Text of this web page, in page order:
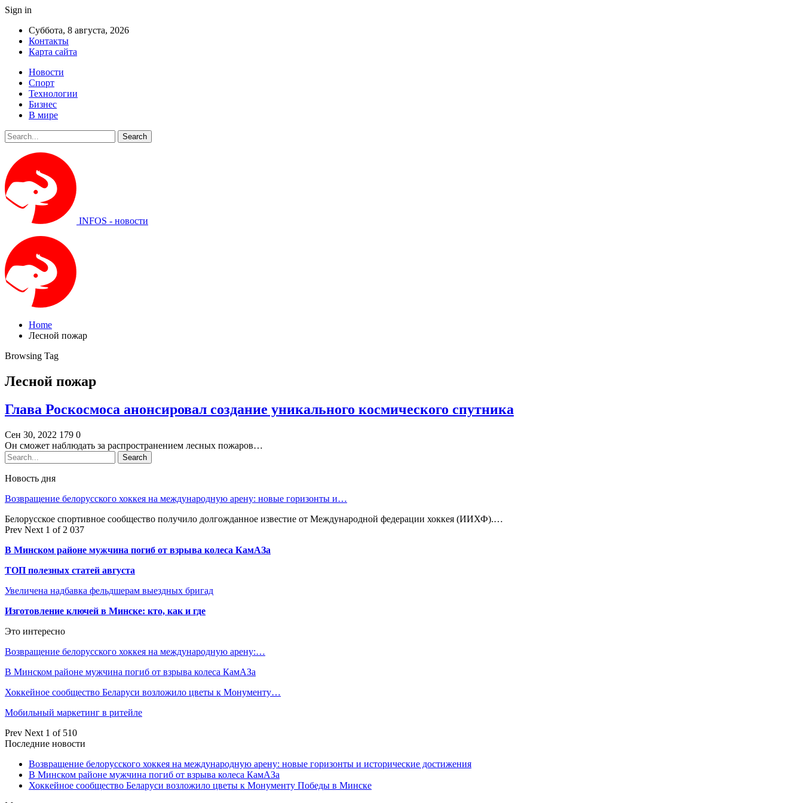
Sign in
Суббота, 8 августа, 2026
Контакты
Карта сайта
Новости
Спорт
Технологии
Бизнес
В мире
INFOS - новости
Home
Лесной пожар
Browsing Tag
Лесной пожар
Глава Роскосмоса анонсировал создание уникального космического спутника
Сен 30, 2022 179 0
Он сможет наблюдать за распространением лесных пожаров…
Новость дня
Возвращение белорусского хоккея на международную арену: новые горизонты и…
Белорусское спортивное сообщество получило долгожданное известие от Международной федерации хоккея (ИИХФ).…
Prev Next 1 of 2 037
В Минском районе мужчина погиб от взрыва колеса КамАЗа
ТОП полезных статей августа
Увеличена надбавка фельдшерам выездных бригад
Изготовление ключей в Минске: кто, как и где
Это интересно
Возвращение белорусского хоккея на международную арену:…
В Минском районе мужчина погиб от взрыва колеса КамАЗа
Хоккейное сообщество Беларуси возложило цветы к Монументу…
Мобильный маркетинг в ритейле
Prev Next 1 of 510
Последние новости
Возвращение белорусского хоккея на международную арену: новые горизонты и исторические достижения
В Минском районе мужчина погиб от взрыва колеса КамАЗа
Хоккейное сообщество Беларуси возложило цветы к Монументу Победы в Минске